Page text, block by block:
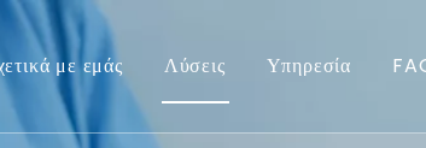
με εμάς Λύσεις Υπηρεσία